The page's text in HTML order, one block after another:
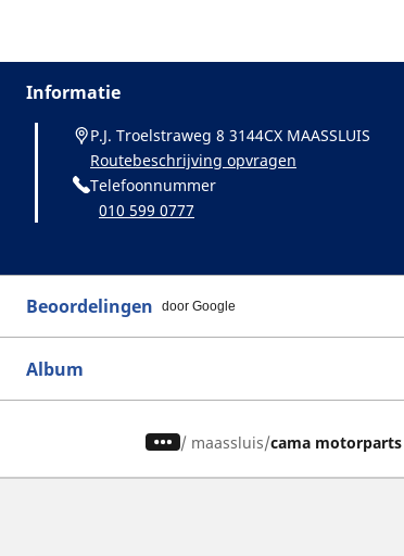
Informatie
P.J. Troelstraweg 8 3144CX MAASSLUIS
Routebeschrijving opvragen
Telefoonnummer
010 599 0777
Beoordelingen door Google
Album
/ maassluis cama motorparts